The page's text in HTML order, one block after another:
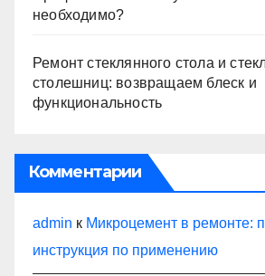
необходимо?
Ремонт стеклянного стола и
столешниц: возвращаем блеск и
функциональность
Комментарии
admin к Микроцемент в ремонте:
инструкция по применению